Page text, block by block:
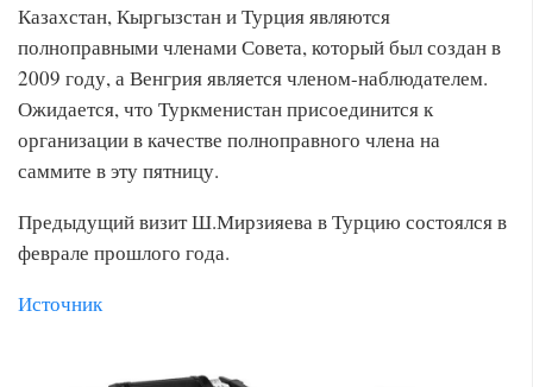
Казахстан, Кыргызстан и Турция являются
полноправными членами Совета, который был создан в
2009 году, а Венгрия является членом-наблюдателем.
Ожидается, что Туркменистан присоединится к
организации в качестве полноправного члена на
саммите в эту пятницу.
Предыдущий визит Ш.Мирзияева в Турцию состоялся в
феврале прошлого года.
Источник